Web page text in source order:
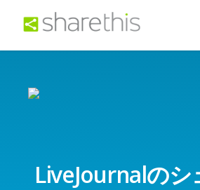
LiveJournalのシ